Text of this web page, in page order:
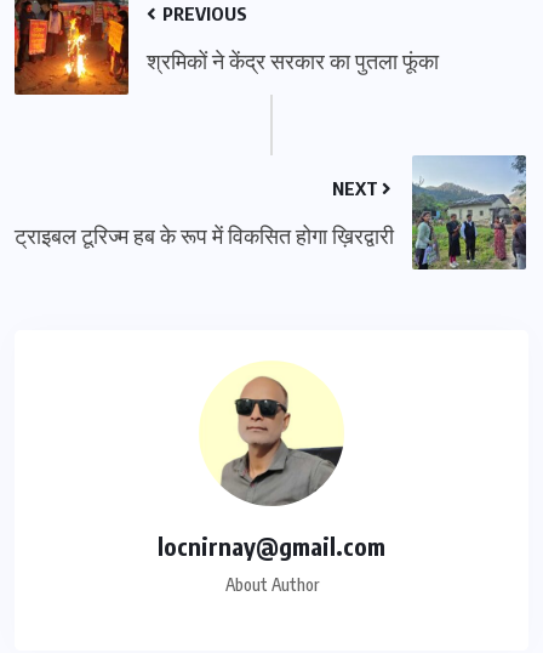
PREVIOUS
श्रमिकों ने केंद्र सरकार का पुतला फूंका
NEXT
ट्राइबल टूरिज्म हब के रूप में विकसित होगा ख़िरद्वारी
locnirnay@gmail.com
About Author